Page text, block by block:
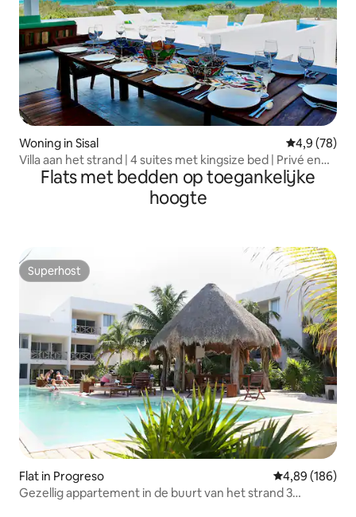
Woning in Sisal Gemiddelde
4,9 (78)
Villa aan het strand | 4 suites met kingsize bed | Privé en
rustigFlats met bedden op toegankelijke
hoogte
Superhost
Superhost
Flat in Progreso Gemiddelde
4,89 (186)
Gezellig appartement in de buurt van het strand 3